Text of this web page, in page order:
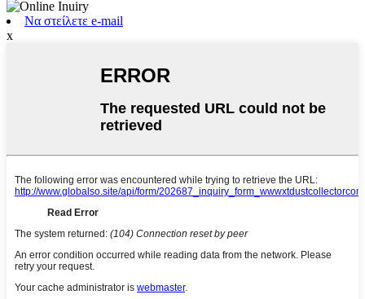
Να στείλετε e-mail
x